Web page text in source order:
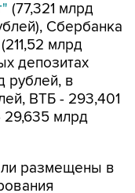
судов водного
- на депозите в
по
1,126 млрд